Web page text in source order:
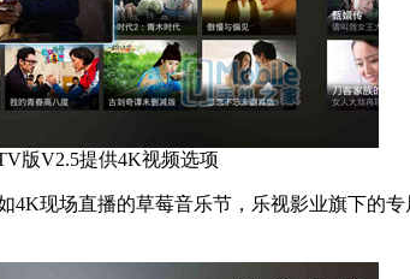
版V2.5提供4K视频选项
现场直播的草莓音乐节，乐视影业旗下的